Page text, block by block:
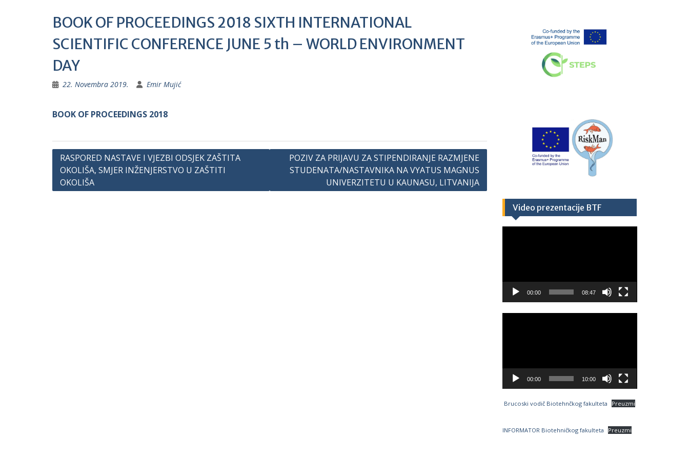
BOOK OF PROCEEDINGS 2018 SIXTH INTERNATIONAL
SCIENTIFIC CONFERENCE JUNE 5 th – WORLD ENVIRONMENT
DAY
22. Novembra 2019. Emir Mujić
BOOK OF PROCEEDINGS 2018
Navigacija
članaka
RASPORED NASTAVE I VJEZBI ODSJEK ZAŠTITA
OKOLIŠA, SMJER INŽENJERSTVO U ZAŠTITI
OKOLIŠA
POZIV ZA PRIJAVU ZA STIPENDIRANJE RAZMJENE
STUDENATA/NASTAVNIKA NA VYATUS MAGNUS
UNIVERZITETU U KAUNASU, LITVANIJA
Video prezentacije BTF
00:00 08:47
00:00 10:00
Brucoski vodič Biotehnčkog fakulteta Preuzmi
INFORMATOR Biotehničkog fakulteta Preuzmi